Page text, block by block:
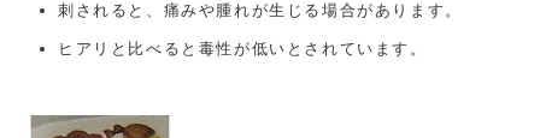
刺されると、痛みや腫れが生じる場合があります。
ヒアリと比べると毒性が低いとされています。